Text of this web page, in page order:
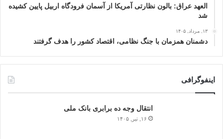
العهد عراق: بالون نظارتی آمریکا از آسمان فرودگاه اربیل پایین کشیده
شد
۱۳, مرداد, ۱۴۰۵
دشمنان همزمان با جنگ نظامی، اقتصاد کشور را هدف گرفتند
اینفوگرافی
انتقال وجه ده برابری بانک ملی
۱۶, تیر, ۱۴۰۵